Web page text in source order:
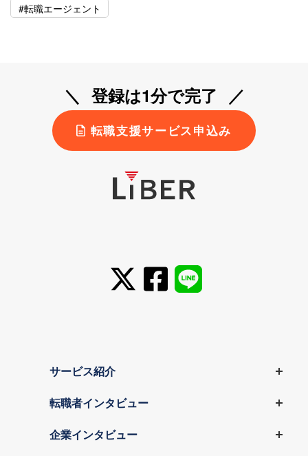
#転職エージェント
登録は1分で完了
転職支援サービス申込み
サービス紹介
転職者インタビュー
企業インタビュー